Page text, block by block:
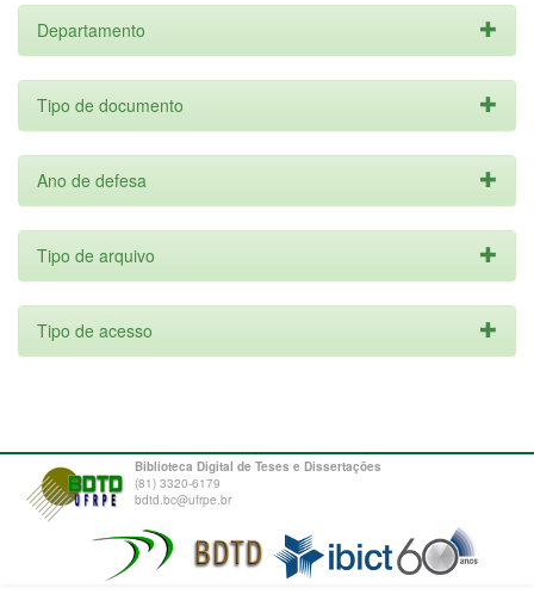
Departamento
Tipo de documento
Ano de defesa
Tipo de arquivo
Tipo de acesso
Biblioteca Digital de Teses e Dissertações
(81) 3320-6179
bdtd.bc@ufrpe.br